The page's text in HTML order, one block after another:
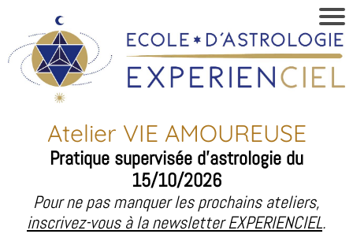
Atelier VIE AMOUREUSE
Pratique supervisée d'astrologie du
15/10/2026
Pour ne pas manquer les prochains ateliers,
inscrivez-vous à la newsletter EXPERIENCIEL.